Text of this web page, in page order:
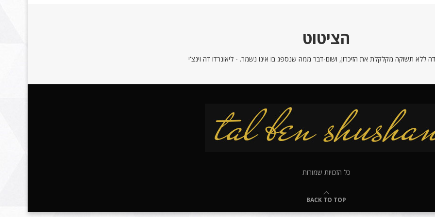
הציטוט
ללא תשוקה מקלקלת את הזיכרון, ושום-דבר ממה שנספג בו אינו נשמר. - ליאונרדו דה וינצ'י
כל הזכויות שמורות
BACK TO TOP